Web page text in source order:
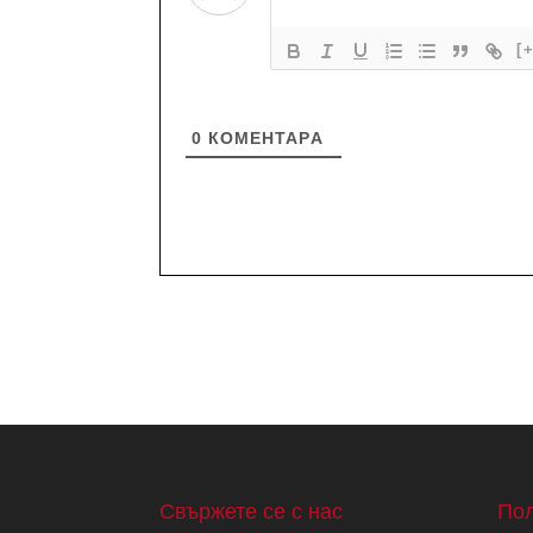
0 КОМЕНТАРA
Свържете се с нас